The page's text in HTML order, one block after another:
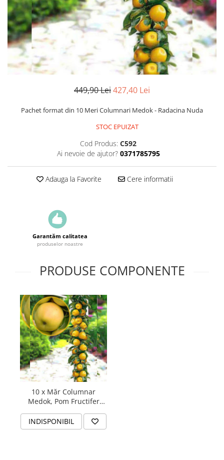
Dud
Corn
Smochin
Kaki
Mosmon
Migdal
449,90 Lei427,40 Lei
Pachet format din 10 Meri Columnari Medok - Radacina Nuda
STOC EPUIZAT
Cod Produs: C592
Ai nevoie de ajutor? 0371785795
Adauga la Favorite Cere informatii
Garantăm calitatea
produselor noastre
PRODUSE COMPONENTE
10 x Măr Columnar
Medok, Pom Fructifer
Mere Dulci de Toamnă
INDISPONIBIL